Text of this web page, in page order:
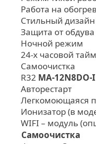
Работа на
Стильный дизайн
Защита от
Ночной режим
24-х часовой
Самоочистка
R32 MA-
Авторестарт
Легкомоющаяся
Ионизатор (в
WIFI – модуль
Самоочистка